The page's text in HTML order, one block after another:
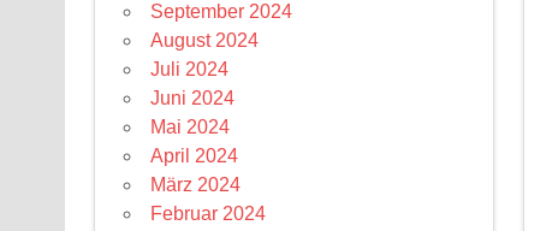
September 2024
August 2024
Juli 2024
Juni 2024
Mai 2024
April 2024
März 2024
Februar 2024